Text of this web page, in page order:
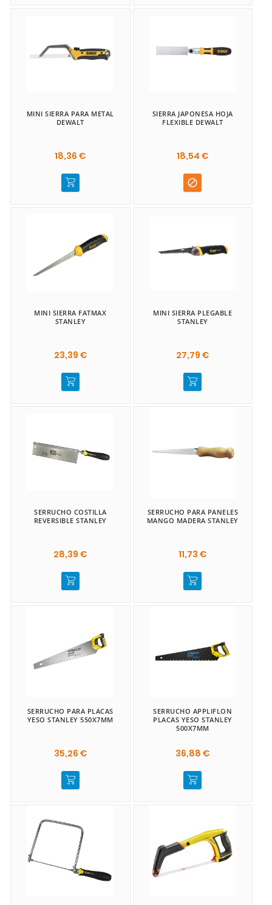
MINI SIERRA PARA METAL
DEWALT
18,36 €
SIERRA JAPONESA HOJA
FLEXIBLE DEWALT
18,54 €

MINI SIERRA FATMAX
STANLEY
23,39 €
MINI SIERRA PLEGABLE
STANLEY
27,79 €
SERRUCHO COSTILLA
REVERSIBLE STANLEY
28,39 €
SERRUCHO PARA PANELES
MANGO MADERA STANLEY
11,73 €
SERRUCHO PARA PLACAS
YESO STANLEY 550X7MM
35,26 €
SERRUCHO APPLIFLON
PLACAS YESO STANLEY
500X7MM
36,88 €